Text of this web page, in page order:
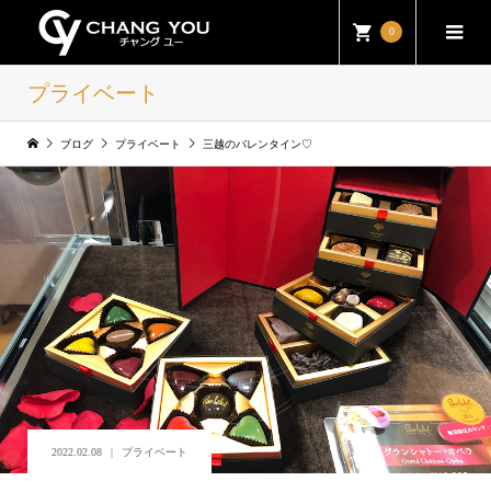
0
プライベート
ブログ プライベート 三越のバレンタイン♡
2022.02.08 プライベート